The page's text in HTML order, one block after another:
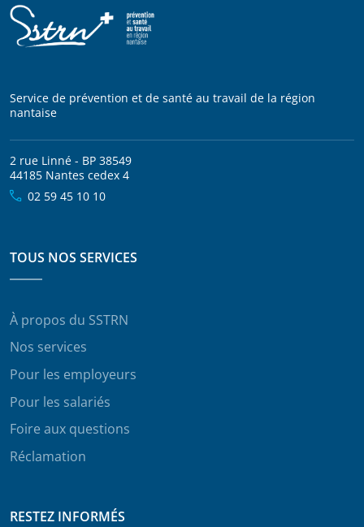
Service de prévention et de santé au travail de la région
nantaise
2 rue Linné - BP 38549
44185 Nantes cedex 4
02 59 45 10 10
TOUS NOS SERVICES
À propos du SSTRN
Nos services
Pour les employeurs
Pour les salariés
Foire aux questions
Réclamation
RESTEZ INFORMÉS